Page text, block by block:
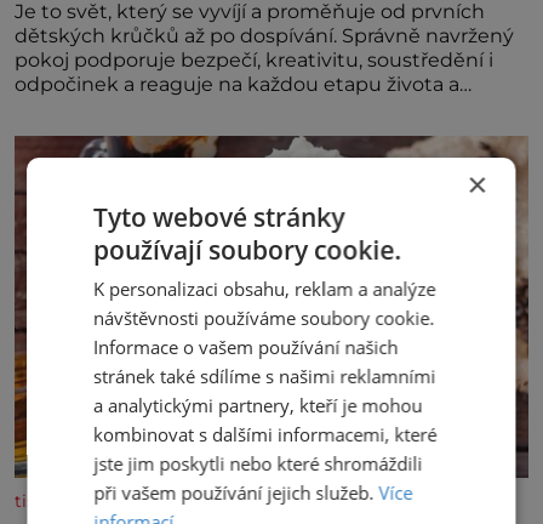
Je to svět, který se vyvíjí a proměňuje od prvních
dětských krůčků až po dospívání. Správně navržený
pokoj podporuje bezpečí, kreativitu, soustředění i
odpočinek a reaguje na každou etapu života a
jednoduchost, měkkost a bezpečí, proto by pokoj
miminka měl působit především klidně a útulně.
tisicereceptu.cz
×
Tyto webové stránky
používají soubory cookie.
K personalizaci obsahu, reklam a analýze
návštěvnosti používáme soubory cookie.
Informace o vašem používání našich
stránek také sdílíme s našimi reklamními
a analytickými partnery, kteří je mohou
kombinovat s dalšími informacemi, které
jste jim poskytli nebo které shromáždili
při vašem používání jejich služeb.Více